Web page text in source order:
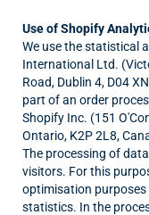
Use of Shopify
We use the statistical
International Ltd.
Road, Dublin 4, D04
part of an order
Shopify Inc. (151
Ontario, K2P 2L8,
The processing of
visitors. For this
optimisation purposes
statistics. In the